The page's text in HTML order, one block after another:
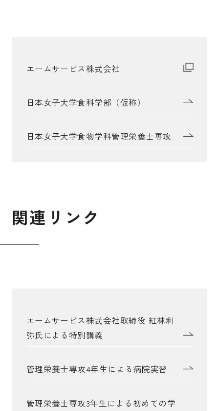
エームサービス株式会社
日本女子大学食科学部（仮称）
日本女子大学食物学科管理栄養士専攻
関連 リ ン ク
エームサービス株式会社取締役 紅林利
弥氏による特別講義
管理栄養士専攻4年生による病院実習
管理栄養士専攻3年生による初めての学